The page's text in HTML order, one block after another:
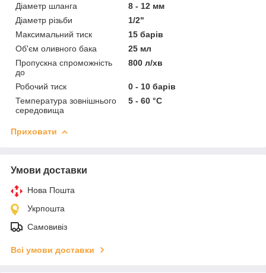
Діаметр шланга
8 - 12 мм
Діаметр різьби
1/2"
Максимальний тиск
15 барів
Об'єм оливного бака
25 мл
Пропускна спроможність
до
800 л/хв
Робочий тиск
0 - 10 барів
Температура зовнішнього
середовища
5 - 60 °C
Приховати
Умови доставки
Нова Пошта
Укрпошта
Самовивіз
Всі умови доставки